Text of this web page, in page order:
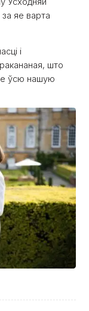
яе варта
і
што
ўсю нашую